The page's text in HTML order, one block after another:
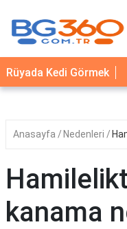
YEMEK
TARİFLERİ
SAĞLIK
İLETİŞİM
Rüyada Kedi Görmek
Anasayfa Nedenleri
kanama